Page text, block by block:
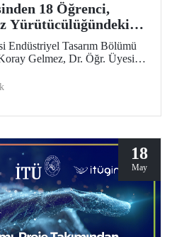
18 Öğrenci,
Yürütücülüğündeki
Programına
Endüstriyel Tasarım Bölümü
Gelmez, Dr. Öğr. Üyesi
iş birliğiyle geçen Eylül
18
May